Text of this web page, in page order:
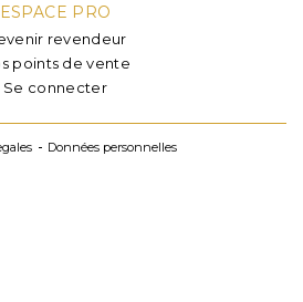
ESPACE PRO
revendeur
points de vente
Se connecter
Données personnelles